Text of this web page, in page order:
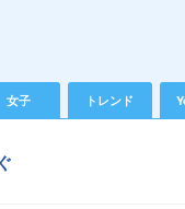
女子 トレンド